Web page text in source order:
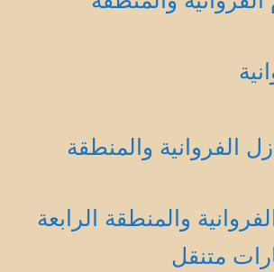
الفروانية والمنطقة
والمنطقة الرابعة
متنقل